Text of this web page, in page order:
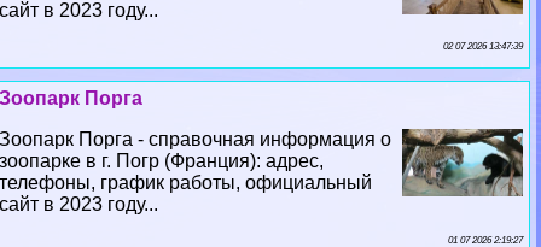
сайт в 2023 году...
02 07 2026 13:47:39
Зоопарк Порга
Зоопарк Порга - справочная информация о
зоопарке в г. Погр (Франция): адрес,
телефоны, график работы, официальный
сайт в 2023 году...
01 07 2026 2:19:27